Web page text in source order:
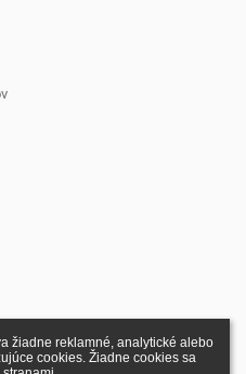
žiadne reklamné, analytické alebo
cookies. Žiadne cookies sa